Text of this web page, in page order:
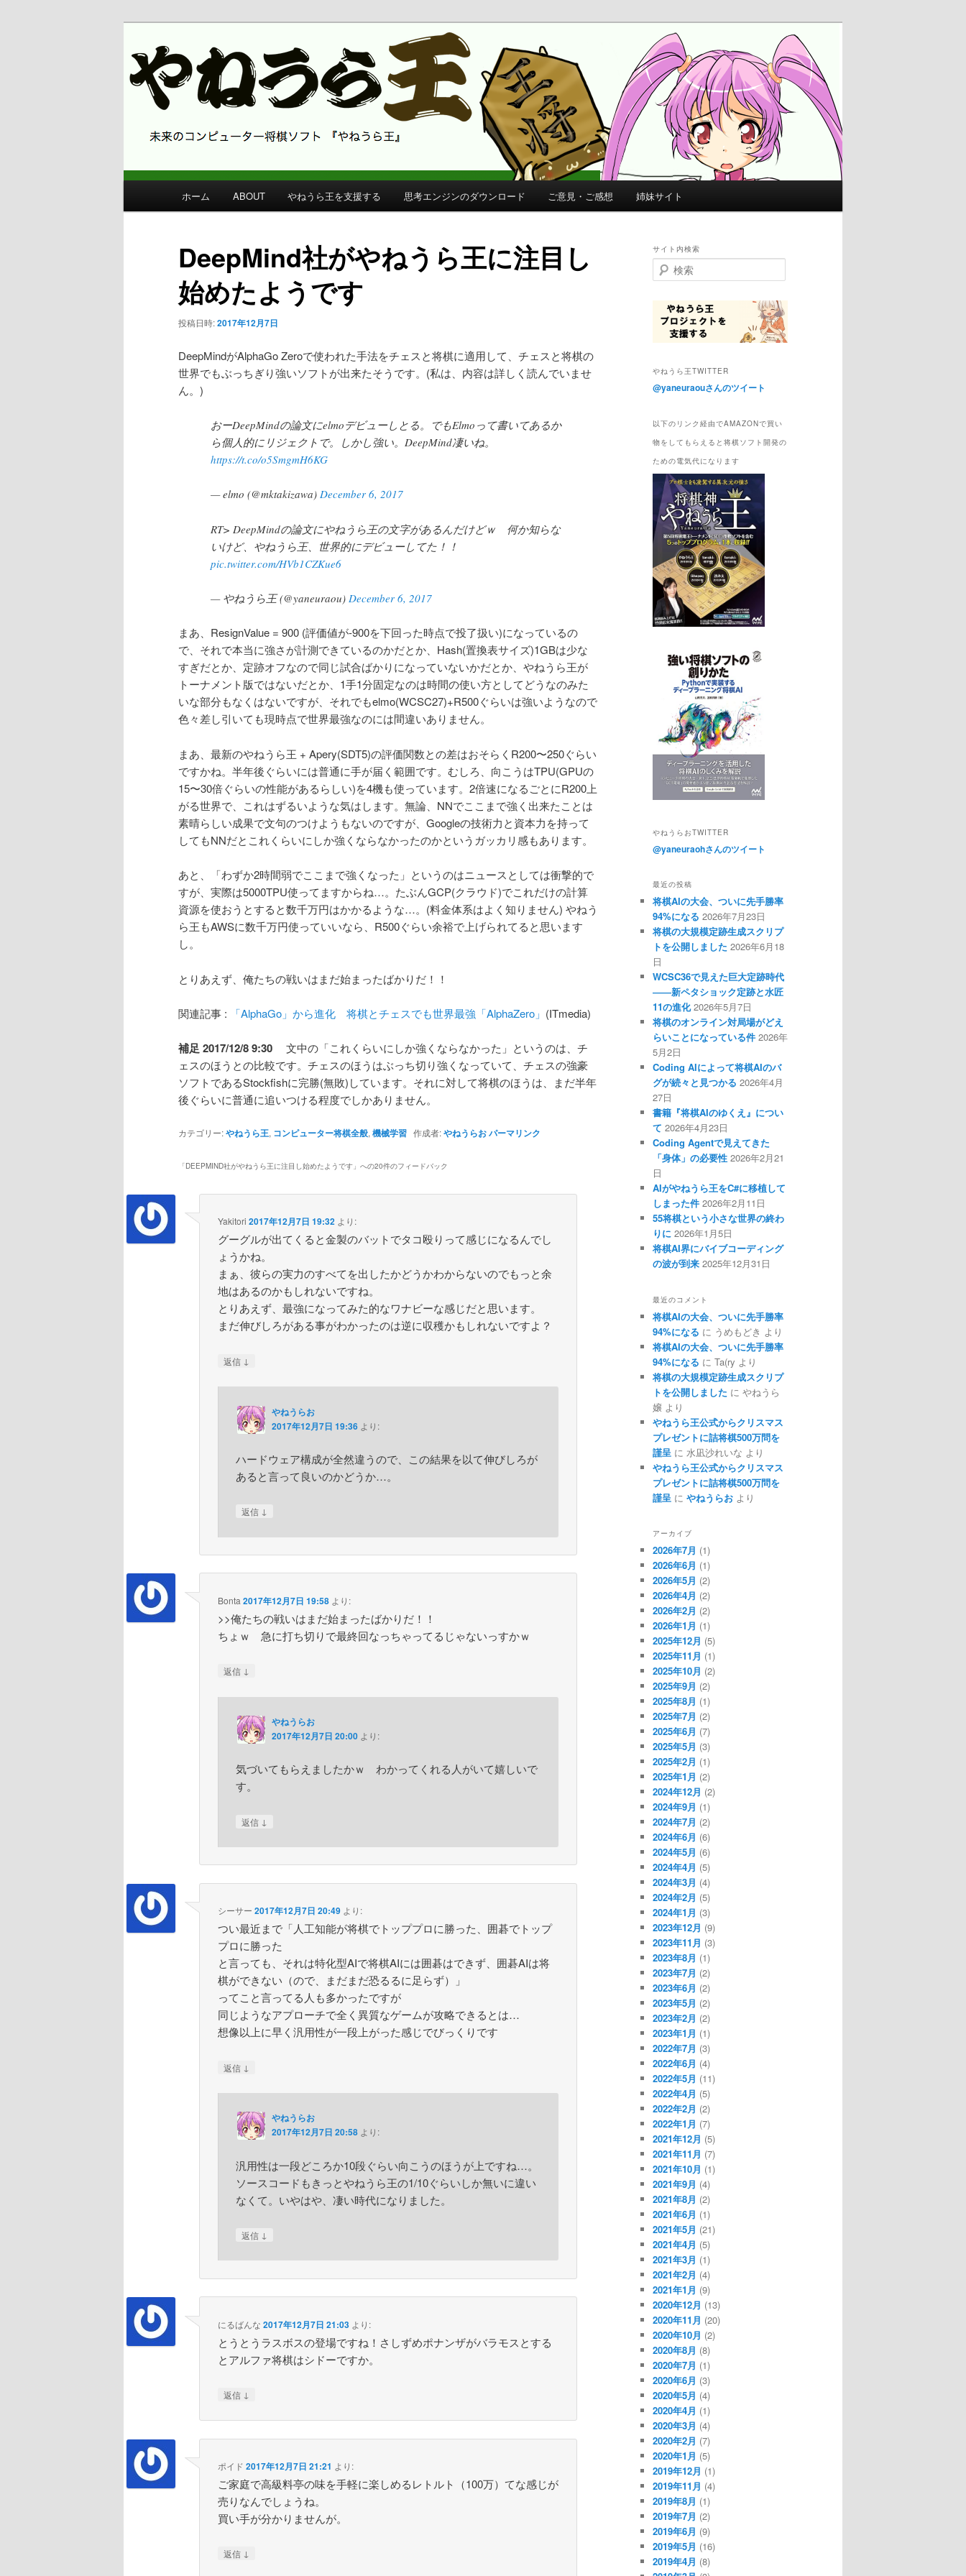
やねうら王 公式サイト
メ
ン
コ
テ
ホーム ABOUT やねうら王を支援する 思考エンジンのダウンロード ご意見・ご感想 姉妹サイト
DeepMind社がやねうら王に注目し
始めたようです
投稿日時:2017年12月7日
DeepMindがAlphaGo Zeroで使われた手法をチェスと将棋に適用して、チェスと将棋の
世界でもぶっちぎり強いソフトが出来たそうです。(私は、内容は詳しく読んでいませ
ん。)
おーDeepMindの論文にelmoデビューしとる。でもElmoって書いてあるか
ら個人的にリジェクトで。しかし強い。DeepMind凄いね。
https://t.co/o5SmgmH6KG
— elmo (@mktakizawa) December 6, 2017
RT> DeepMindの論文にやねうら王の文字があるんだけどｗ 何か知らな
いけど、やねうら王、世界的にデビューしてた！！
pic.twitter.com/HVb1CZKue6
— やねうら王 (@yaneuraou) December 6, 2017
まあ、ResignValue = 900 (評価値が-900を下回った時点で投了扱い)になっているの
で、それで本当に強さが計測できているのかだとか、Hash(置換表サイズ)1GBは少な
すぎだとか、定跡オフなので同じ試合ばかりになっていないかだとか、やねうら王が
トーナメント版ではないだとか、1手1分固定なのは時間の使い方としてどうなのみた
いな部分もなくはないですが、それでもelmo(WCSC27)+R500ぐらいは強いようなので
色々差し引いても現時点で世界最強なのには間違いありません。
まあ、最新のやねうら王 + Apery(SDT5)の評価関数との差はおそらくR200〜250ぐらい
ですかね。半年後ぐらいには普通に手が届く範囲です。むしろ、向こうはTPU(GPUの
15〜30倍ぐらいの性能があるらしい)を4機も使っています。2倍速になるごとにR200上
がる世界で、これはずるいような気はします。無論、NNでここまで強く出来たことは
素晴らしい成果で文句のつけようもないのですが、Googleの技術力と資本力を持って
してもNNだとこれくらいにしか強くならなかったのかというガッカリ感もあります。
あと、「わずか2時間弱でここまで強くなった」というのはニュースとしては衝撃的で
すが、実際は5000TPU使ってますからね…。たぶんGCP(クラウド)でこれだけの計算
資源を使おうとすると数千万円はかかるような…。(料金体系はよく知りません) やねう
ら王もAWSに数千万円使っていいなら、R500ぐらい余裕で上げられてると思います
し。
とりあえず、俺たちの戦いはまだ始まったばかりだ！！
関連記事 : 「AlphaGo」から進化 将棋とチェスでも世界最強「AlphaZero」 (ITmedia)
補足 2017/12/8 9:30 文中の「これくらいにしか強くならなかった」というのは、チ
ェスのほうとの比較です。チェスのほうはぶっち切り強くなっていて、チェスの強豪
ソフトであるStockfishに完勝(無敗)しています。それに対して将棋のほうは、まだ半年
後ぐらいに普通に追いつける程度でしかありません。
カテゴリー:やねうら王, コンピューター将棋全般, 機械学習 作成者:やねうらおパーマリンク
「DEEPMIND社がやねうら王に注目し始めたようです 」への20件のフィードバック
Yakitori 2017年12月7日 19:32 より:
グーグルが出てくると金製のバットでタコ殴りって感じになるんでし
ょうかね。
まぁ、彼らの実力のすべてを出したかどうかわからないのでもっと余
地はあるのかもしれないですね。
とりあえず、最強になってみた的なワナビーな感じだと思います。
まだ伸びしろがある事がわかったのは逆に収穫かもしれないですよ？
返信 ↓
やねうらお
2017年12月7日 19:36 より:
ハードウェア構成が全然違うので、この結果を以て伸びしろが
あると言って良いのかどうか…。
返信 ↓
Bonta 2017年12月7日 19:58 より:
>>俺たちの戦いはまだ始まったばかりだ！！
ちょｗ 急に打ち切りで最終回なっちゃってるじゃないっすかｗ
返信 ↓
やねうらお
2017年12月7日 20:00 より:
気づいてもらえましたかｗ わかってくれる人がいて嬉しいで
す。
返信 ↓
シーサー 2017年12月7日 20:49 より:
つい最近まで「人工知能が将棋でトッププロに勝った、囲碁でトップ
プロに勝った
と言っても、それは特化型AIで将棋AIには囲碁はできず、囲碁AIは将
棋ができない（ので、まだまだ恐るるに足らず）」
ってこと言ってる人も多かったですが
同じようなアプローチで全く異質なゲームが攻略できるとは…
想像以上に早く汎用性が一段上がった感じでびっくりです
返信 ↓
やねうらお
2017年12月7日 20:58 より:
汎用性は一段どころか10段ぐらい向こうのほうが上ですね…。
ソースコードもきっとやねうら王の1/10ぐらいしか無いに違い
なくて。いやはや、凄い時代になりました。
返信 ↓
にるばんな 2017年12月7日 21:03 より:
とうとうラスボスの登場ですね！さしずめポナンザがバラモスとする
とアルファ将棋はシドーですか。
返信 ↓
ポイド 2017年12月7日 21:21 より:
ご家庭で高級料亭の味を手軽に楽しめるレトルト（100万）てな感じが
売りなんでしょうね。
買い手が分かりませんが。
返信 ↓
サイト内検索
検
索
やねうら王TWITTER
@yaneuraouさんのツイート
以下のリンク経由でAMAZONで買い
物をしてもらえると将棋ソフト開発の
ための電気代になります
やねうらおTWITTER
@yaneuraohさんのツイート
最近の投稿
将棋AIの大会、ついに先手勝率
94%になる 2026年7月23日
将棋の大規模定跡生成スクリプ
トを公開しました 2026年6月18
日
WCSC36で見えた巨大定跡時代
――新ペタショック定跡と水匠
11の進化 2026年5月7日
将棋のオンライン対局場がどえ
らいことになっている件 2026年
5月2日
Coding AIによって将棋AIのバ
グが続々と見つかる 2026年4月
27日
書籍『将棋AIのゆくえ』につい
て 2026年4月23日
Coding Agentで見えてきた
「身体」の必要性 2026年2月21
日
AIがやねうら王をC#に移植して
しまった件 2026年2月11日
55将棋という小さな世界の終わ
りに 2026年1月5日
将棋AI界にバイブコーディング
の波が到来 2025年12月31日
最近のコメント
将棋AIの大会、ついに先手勝率
94%になる に うめもどき より
将棋AIの大会、ついに先手勝率
94%になる に Ta(ry より
将棋の大規模定跡生成スクリプ
トを公開しました に やねうら
嬢 より
やねうら王公式からクリスマス
プレゼントに詰将棋500万問を
謹呈 に 水凪沙れいな より
やねうら王公式からクリスマス
プレゼントに詰将棋500万問を
謹呈 に やねうらお より
アーカイブ
2026年7月 (1)
2026年6月 (1)
2026年5月 (2)
2026年4月 (2)
2026年2月 (2)
2026年1月 (1)
2025年12月 (5)
2025年11月 (1)
2025年10月 (2)
2025年9月 (2)
2025年8月 (1)
2025年7月 (2)
2025年6月 (7)
2025年5月 (3)
2025年2月 (1)
2025年1月 (2)
2024年12月 (2)
2024年9月 (1)
2024年7月 (2)
2024年6月 (6)
2024年5月 (6)
2024年4月 (5)
2024年3月 (4)
2024年2月 (5)
2024年1月 (3)
2023年12月 (9)
2023年11月 (3)
2023年8月 (1)
2023年7月 (2)
2023年6月 (2)
2023年5月 (2)
2023年2月 (2)
2023年1月 (1)
2022年7月 (3)
2022年6月 (4)
2022年5月 (11)
2022年4月 (5)
2022年2月 (2)
2022年1月 (7)
2021年12月 (5)
2021年11月 (7)
2021年10月 (1)
2021年9月 (4)
2021年8月 (2)
2021年6月 (1)
2021年5月 (21)
2021年4月 (5)
2021年3月 (1)
2021年2月 (4)
2021年1月 (9)
2020年12月 (13)
2020年11月 (20)
2020年10月 (2)
2020年8月 (8)
2020年7月 (1)
2020年6月 (3)
2020年5月 (4)
2020年4月 (1)
2020年3月 (4)
2020年2月 (7)
2020年1月 (5)
2019年12月 (1)
2019年11月 (4)
2019年8月 (1)
2019年7月 (2)
2019年6月 (9)
2019年5月 (16)
2019年4月 (8)